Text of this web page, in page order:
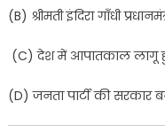
(B) श्रीमतीइंदिरागाँधी
(C)देशमें आपातकाललागू
(D)जनतापार्टीकीसरकार